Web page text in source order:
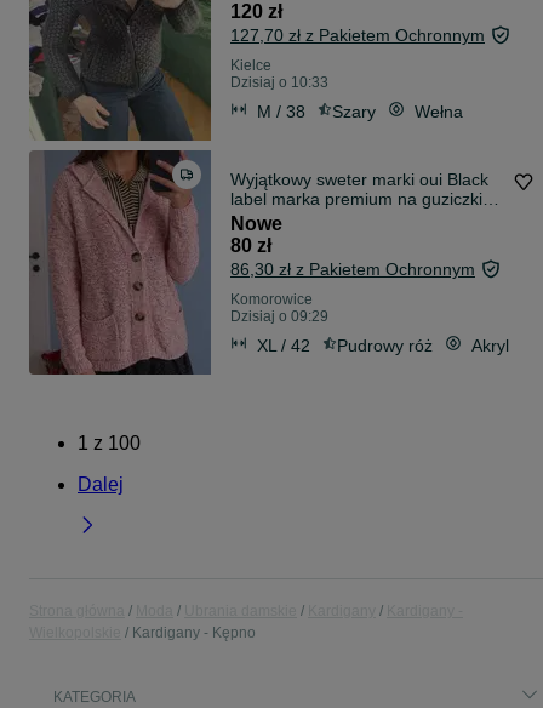
120 zł
127,70 zł z Pakietem Ochronnym
Kielce
Dzisiaj o 10:33
M / 38 Szary Wełna
Wyjątkowy sweter marki oui Black
label marka premium na guziczki
XL
Nowe
80 zł
86,30 zł z Pakietem Ochronnym
Komorowice
Dzisiaj o 09:29
XL / 42 Pudrowy róż Akryl
1 z 100
Dalej
Kardigany - Kępno
KATEGORIA